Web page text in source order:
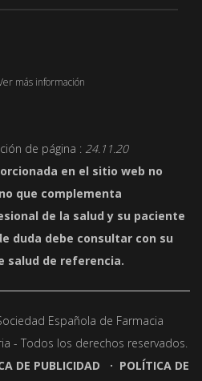
de página : 24.11.20
en el sitio web no
que complementa
de la salud y su paciente
duda debe consultar con su
salud de referencia.
Española de Farmacia
- Todos los derechos reservados.
DE PUBLICIDAD · POLÍTICA DE